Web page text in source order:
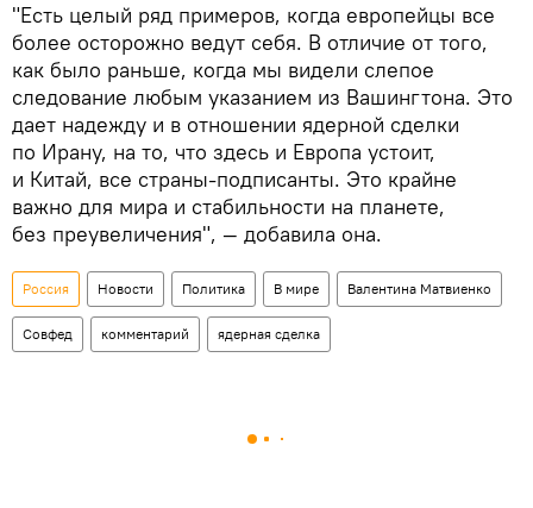
"Есть целый ряд примеров, когда европейцы все
более осторожно ведут себя. В отличие от того,
как было раньше, когда мы видели слепое
следование любым указанием из Вашингтона. Это
дает надежду и в отношении ядерной сделки
по Ирану, на то, что здесь и Европа устоит,
и Китай, все страны-подписанты. Это крайне
важно для мира и стабильности на планете,
без преувеличения", — добавила она.
Россия Новости Политика В мире Валентина Матвиенко
Совфед комментарий ядерная сделка